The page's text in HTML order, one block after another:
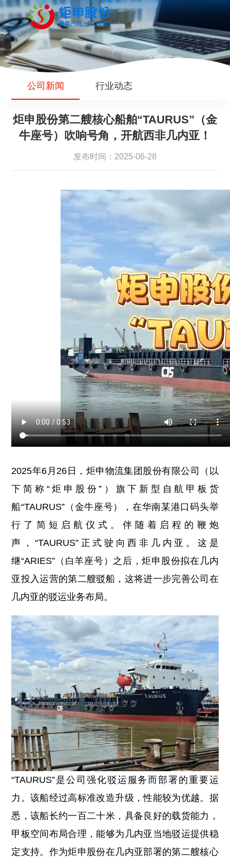
公司新闻 行业动态
炬申股份第二艘核心船舶“TAURUS”（金
牛座号）吹响号角，开航西非几内亚！
发布时间：2025-06-28
2025年6月26日，炬申物流集团股份有限公司（以
下简称“炬申股份”）旗下新型自航甲板货
船“TAURUS”（金牛座号），在华南某港口码头举
行了简短启航仪式。伴随着启程的鞭炮
声，“TAURUS”正式驶向西非几内亚。这是
继“ARIES”（白羊座号）之后，炬申股份拟在几内
亚投入运营的第二艘驳船，这将进一步完善公司在
几内亚的驳运业务布局。
“TAURUS”是公司强化驳运服务而部署的重要运
力。该船经过高标准改造升级，性能较为优越。据
悉，该船长约一百二十米，具备良好的载货能力，
甲板空间布局合理，能够为几内亚当地驳运提供稳
定支持。作为炬申股份在几内亚部署的第二艘核心